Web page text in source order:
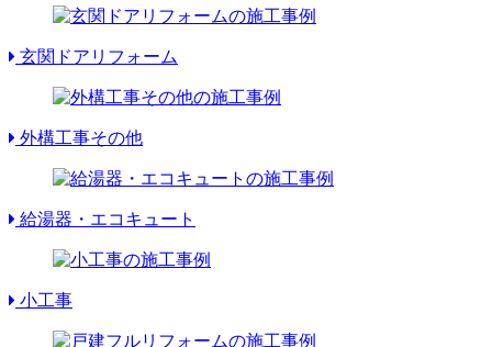
玄関ドアリフォーム
外構工事その他
給湯器・エコキュート
小工事